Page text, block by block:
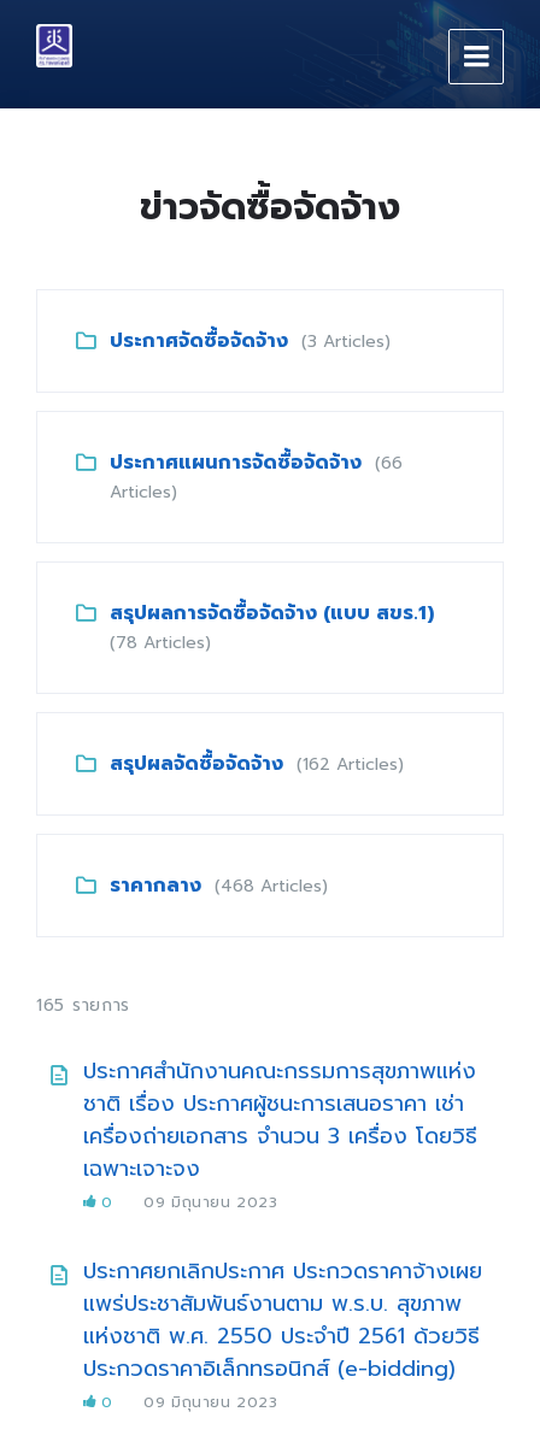
content
main
footer
ข่าวจัดซื้อจัดจ้าง
ประกาศจัดซื้อจัดจ้าง (3 Articles)
ประกาศแผนการจัดซื้อจัดจ้าง (66
Articles)
สรุปผลการจัดซื้อจัดจ้าง (แบบ สขร.1)
(78 Articles)
สรุปผลจัดซื้อจัดจ้าง (162 Articles)
ราคากลาง (468 Articles)
165 รายการ
ประกาศสำนักงานคณะกรรมการสุขภาพแห่ง
ชาติ เรื่อง ประกาศผู้ชนะการเสนอราคา เช่า
เครื่องถ่ายเอกสาร จำนวน 3 เครื่อง โดยวิธี
เฉพาะเจาะจง
0 09 มิถุนายน 2023
ประกาศยกเลิกประกาศ ประกวดราคาจ้างเผย
แพร่ประชาสัมพันธ์งานตาม พ.ร.บ. สุขภาพ
แห่งชาติ พ.ศ. 2550 ประจำปี 2561 ด้วยวิธี
ประกวดราคาอิเล็กทรอนิกส์ (e-bidding)
0 09 มิถุนายน 2023